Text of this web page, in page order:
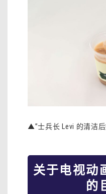
▲”士兵长 Levi 的清洁后
关于电视动
的